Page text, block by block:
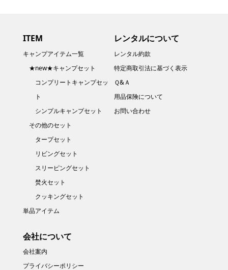
ITEM
キャンプアイテム一覧
★new★キャンプセット
コンプリートキャンプセッ
ト
シンプルキャンプセット
その他のセット
タープセット
リビングセット
スリーピングセット
焚火セット
クッキングセット
単品アイテム
レンタルについて
レンタル約款
特定商取引法に基づく表示
Ｑ&Ａ
用品保険について
お問い合わせ
会社について
会社案内
プライバシーポリシー